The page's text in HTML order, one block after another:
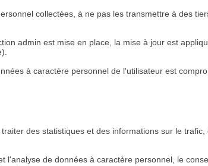
collectées, à ne pas les transmettre à des
admin est mise en place, la mise à jour est
à caractère personnel de l'utilisateur est
des statistiques et des informations sur le
l'analyse de données à caractère personnel, le